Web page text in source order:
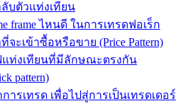
บตัวแท่งเทียน
frame ไหนดี ในการเทรดฟอเร็ก
จะเข้าซื้อหรือขาย (Price Pattern)
แท่งเทียนที่มีลักษณะตรงกัน
pattern)
ารเทรด เพื่อไปสู่การเป็นเทรดเดอร์